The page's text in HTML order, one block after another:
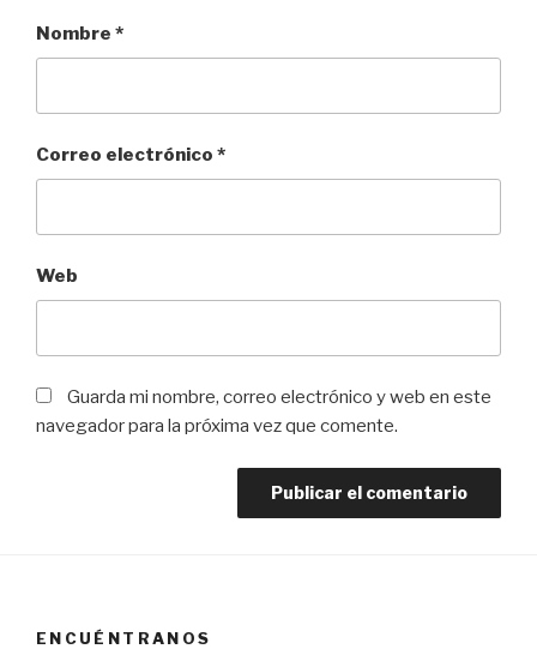
Nombre *
Correo electrónico *
Web
Guarda mi nombre, correo electrónico y web en este
navegador para la próxima vez que comente.
ENCUÉNTRANOS